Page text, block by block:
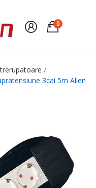
0
3cai 5m Alien